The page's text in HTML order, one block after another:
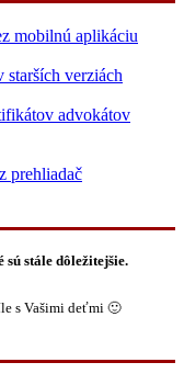
mobilnú aplikáciu
verziách
advokátov
prehliadač
stále dôležitejšie.
s Vašimi deťmi 🙂